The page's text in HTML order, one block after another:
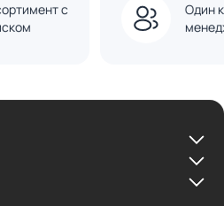
с
Один